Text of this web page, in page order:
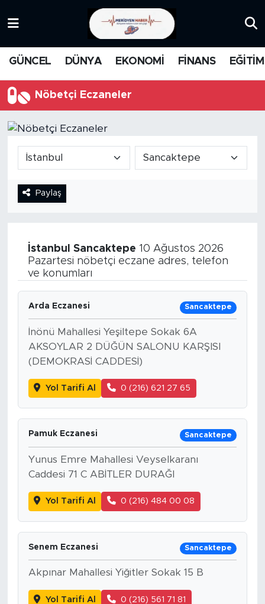
GÜNCEL DÜNYA EKONOMİ FİNANS EĞİTİM
Nöbetçi Eczaneler
Paylaş
İstanbul Sancaktepe 10 Ağustos 2026
Pazartesi nöbetçi eczane adres, telefon
ve konumları
Arda Eczanesi Sancaktepe
İnönü Mahallesi Yeşiltepe Sokak 6A
AKSOYLAR 2 DÜĞÜN SALONU KARŞISI
(DEMOKRASİ CADDESİ)
Yol Tarifi Al 0 (216) 621 27 65
Pamuk Eczanesi Sancaktepe
Yunus Emre Mahallesi Veyselkaranı
Caddesi 71 C ABİTLER DURAĞI
Yol Tarifi Al 0 (216) 484 00 08
Senem Eczanesi Sancaktepe
Akpınar Mahallesi Yiğitler Sokak 15 B
Yol Tarifi Al 0 (216) 561 71 81
MEDYA
DÜNYA
KARİKATÜR
ANALİZ
KULİS
YAZARLAR
POLİTİKA
Trafik Durumu
Süper Lig Puan Durumu ve Fikstür
Tüm Manşetler
Haber Arşivi